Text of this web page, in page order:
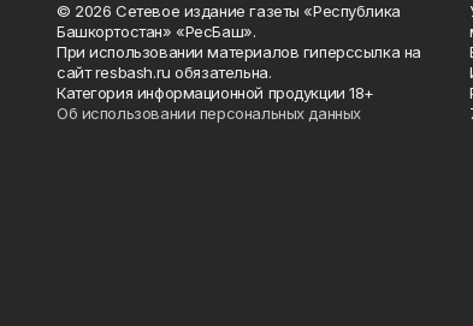
© 2026 Сетевое издание газеты «Республика
Башкортостан» «РесБаш».
При использовании материалов гиперссылка на
сайт resbash.ru обязательна.
Категория информационной продукции 18+
Об использовании персональных данных